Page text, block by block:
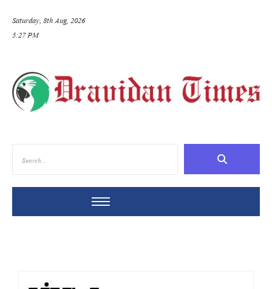
Saturday, 8th Aug, 2026
5:27 PM